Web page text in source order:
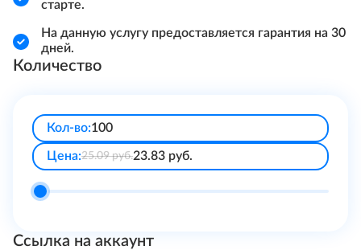
старте.
На данную услугу предоставляется гарантия на 30
дней.
Количество
Кол-во:
Цена:25.09руб.23.83 руб.
Ссылка на аккаунт